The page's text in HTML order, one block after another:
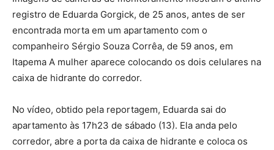
registro de Eduarda Gorgick, de 25 anos, antes de ser
encontrada morta em um apartamento com o
companheiro Sérgio Souza Corrêa, de 59 anos, em
Itapema A mulher aparece colocando os dois celulares na
caixa de hidrante do corredor.
No vídeo, obtido pela reportagem, Eduarda sai do
apartamento às 17h23 de sábado (13). Ela anda pelo
corredor, abre a porta da caixa de hidrante e coloca os